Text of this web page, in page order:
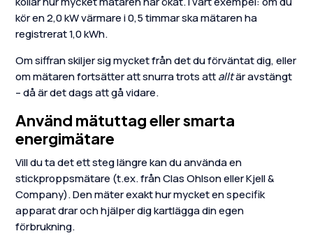
kör en 2,0 kW värmare i 0,5 timmar ska mätaren ha
registrerat 1,0 kWh.
Om siffran skiljer sig mycket från det du förväntat dig, eller
om mätaren fortsätter att snurra trots attalltär avstängt
– då är det dags att gå vidare.
Använd mätuttag eller smarta
energimätare
Vill du ta det ett steg längre kan du använda en
stickproppsmätare (t.ex. från Clas Ohlson eller Kjell &
Company). Den mäter exakt hur mycket en specifik
apparat drar och hjälper dig kartlägga din egen
förbrukning.